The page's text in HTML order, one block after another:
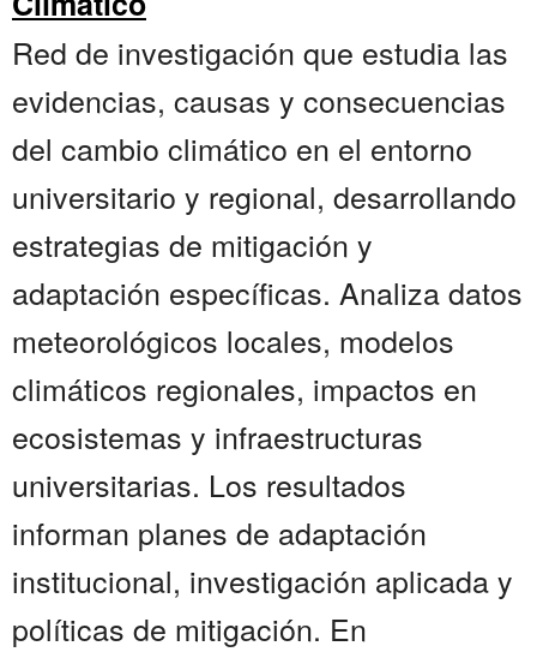
Red de investigación que estudia las
evidencias, causas y consecuencias
del cambio climático en el entorno
universitario y regional, desarrollando
estrategias de mitigación y
adaptación específicas. Analiza datos
meteorológicos locales, modelos
climáticos regionales, impactos en
ecosistemas y infraestructuras
universitarias. Los resultados
informan planes de adaptación
institucional, investigación aplicada y
políticas de mitigación. En